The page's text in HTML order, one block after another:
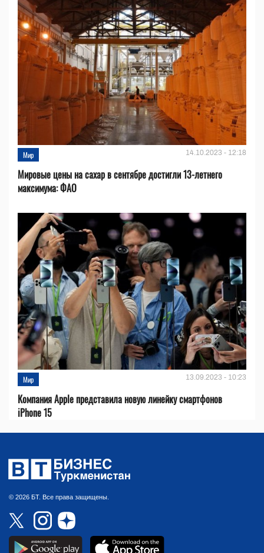
Мир 14.10.2023 - 12:18
Мировые цены на сахар в сентябре достигли 13-летнего
максимума: ФАО
Мир 13.09.2023 - 10:23
Компания Apple представила новую линейку смартфонов
iPhone 15
© 2026 БТ. Все права защищены.